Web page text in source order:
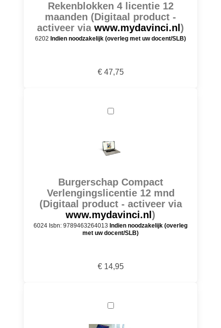
Rekenblokken 4 licentie 12
maanden (Digitaal product -
activeer via www.mydavinci.nl )
6202 Indien noodzakelijk (overleg met uw docent/SLB)
€ 47,75
Burgerschap Compact
Verlengingslicentie 12 mnd
(Digitaal product - activeer via
www.mydavinci.nl )
6024 Isbn: 9789463264013 Indien noodzakelijk (overleg
met uw docent/SLB)
€ 14,95